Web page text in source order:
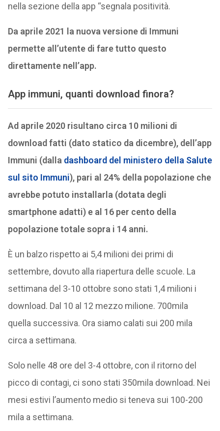
nella sezione della app “segnala positività.
Da aprile 2021 la nuova versione di Immuni
permette all’utente di fare tutto questo
direttamente nell’app.
App immuni, quanti download finora?
Ad aprile 2020 risultano circa 10 milioni di
download fatti (dato statico da dicembre), dell’app
Immuni (dalla dashboard del ministero della Salute
sul sito Immuni), pari al 24% della popolazione che
avrebbe potuto installarla (dotata degli
smartphone adatti) e al 16 per cento della
popolazione totale sopra i 14 anni.
È un balzo rispetto ai 5,4 milioni dei primi di
settembre, dovuto alla riapertura delle scuole. La
settimana del 3-10 ottobre sono stati 1,4 milioni i
download. Dal 10 al 12 mezzo milione. 700mila
quella successiva. Ora siamo calati sui 200 mila
circa a settimana.
Solo nelle 48 ore del 3-4 ottobre, con il ritorno del
picco di contagi, ci sono stati 350mila download. Nei
mesi estivi l’aumento medio si teneva sui 100-200
mila a settimana.